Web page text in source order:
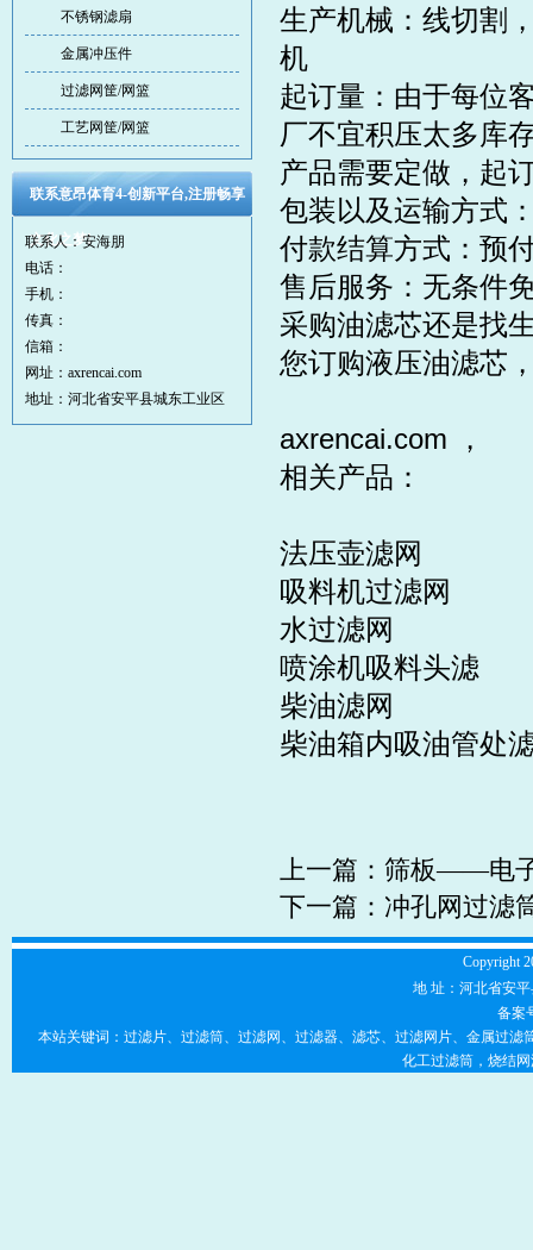
不锈钢滤扇
金属冲压件
过滤网筐/网篮
工艺网筐/网篮
联系意昂体育4-创新平台,注册畅享
文化之梦!
联系人：安海朋
电话：
手机：
传真：
信箱：
网址：axrencai.com
地址：河北省安平县城东工业区
生产机械：线切割
机
起订量：由于每位
厂不宜积压太多库
产品需要定做，起
包装以及运输方式
付款结算方式：预
售后服务：无条件
采购油滤芯还是找
您订购液压油滤芯
axrencai.com ，
相关产品：
法压壶滤网
吸料机过滤网
水过滤网
喷涂机吸料头滤
柴油滤网
柴油箱内吸油管处
上一篇： 筛板——电
下一篇： 冲孔网过滤
Copyright
地 址：河北省安
备案
本站关键词：过滤片、过滤筒、过滤网、过滤器、滤芯、过滤网片、金属过
化工过滤筒，烧结